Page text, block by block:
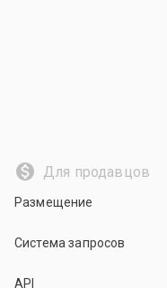
Для продавцов
Размещение
Система запросов
API